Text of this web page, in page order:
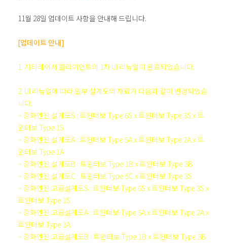
11월 28일 업데이트 사항을 안내해 드립니다.
[업데이트 안내]
1. 시티레이서 클라이언트의 1차 UI 리뉴얼이 완료되었습니다.
2. UI 리뉴얼에 따라 일부 설계도의 재료가 다음과 같이 변경되었습
니다.
- 강화엔진 설계도S : 트윈터보 Type 6S x 트윈터보 Type 3S x 트
윈터보 Type 1S
- 강화엔진 설계도A : 트윈터보 Type 5A x 트윈터보 Type 2A x 트
윈터보 Type 1A
- 강화엔진 설계도B : 트윈터보 Type 1B x 트윈터보 Type 3B
- 강화엔진 설계도C : 트윈터보 Type 5C x 트윈터보 Type 3S
- 강화엔진 고급설계도S : 트윈터보 Type 6S x 트윈터보 Type 3S x
트윈터보 Type 1S
- 강화엔진 고급설계도A : 트윈터보 Type 5A x 트윈터보 Type 2A x
트윈터보 Type 1A
- 강화엔진 고급설계도B : 트윈터보 Type 1B x 트윈터보 Type 3B